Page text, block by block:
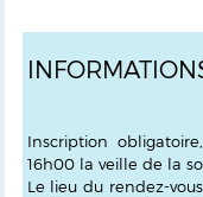
Inscription
16h00 la veille de la
Le lieu du rendez-